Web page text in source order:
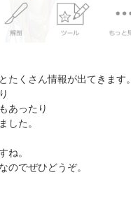
たくさん情報が出てきます。
あったり
した。
ね。
のでぜひどうぞ。